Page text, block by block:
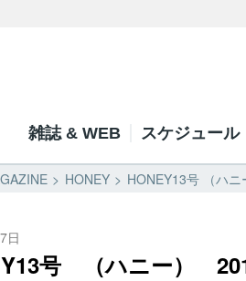
雑誌 & WEB スケジュール
HONEY HONEY13号 （ハ
日
号 （ハニー）